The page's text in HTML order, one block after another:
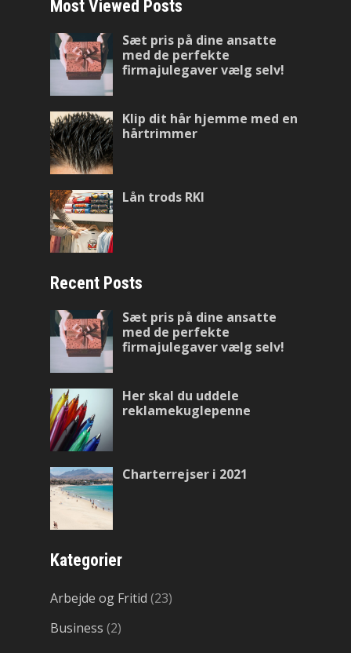
Most Viewed Posts
Sæt pris på dine ansatte
med de perfekte
firmajulegaver vælg selv!
Klip dit hår hjemme med en
hårtrimmer
Lån trods RKI
Recent Posts
Sæt pris på dine ansatte
med de perfekte
firmajulegaver vælg selv!
Her skal du uddele
reklamekuglepenne
Charterrejser i 2021
Kategorier
Arbejde og Fritid (23)
Business (2)